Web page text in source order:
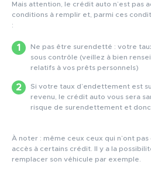
Mais attention, le crédit auto n’est pas
conditions à remplir et, parmi ces
:
Ne pas être surendetté : votre
sous contrôle (veillez à bien
relatifs à vos prêts personnels)
Si votre taux d’endettement est
revenu, le crédit auto vous sera
risque de surendettement et
À noter : même ceux ceux qui n’ont
accès à certains crédit. Il y a la
remplacer son véhicule par exemple.